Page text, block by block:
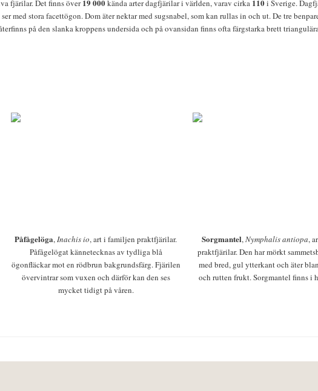
fjärilar. Det finns över19 000kända arter dagfjärilar i världen, varav cirka 110i Sverige.
med stora facettögon. Dom äter nektar med sugsnabel, som kan rullas in och ut. De tre
på den slanka kroppens undersida och på ovansidan finns ofta färgstarka brett
Påfågelöga,Inachis io, art i familjen praktfjärilar.
Påfågelögat kännetecknas av tydliga blå
ögonfläckar mot en rödbrun bakgrundsfärg. Fjärilen
övervintrar som vuxen och därför kan den ses
mycket tidigt på våren.
Sorgmantel,Nymphalis antiopa,
praktfjärilar. Den har mörkt
med bred, gul ytterkant och äter
och rutten frukt. Sorgmantel finns i